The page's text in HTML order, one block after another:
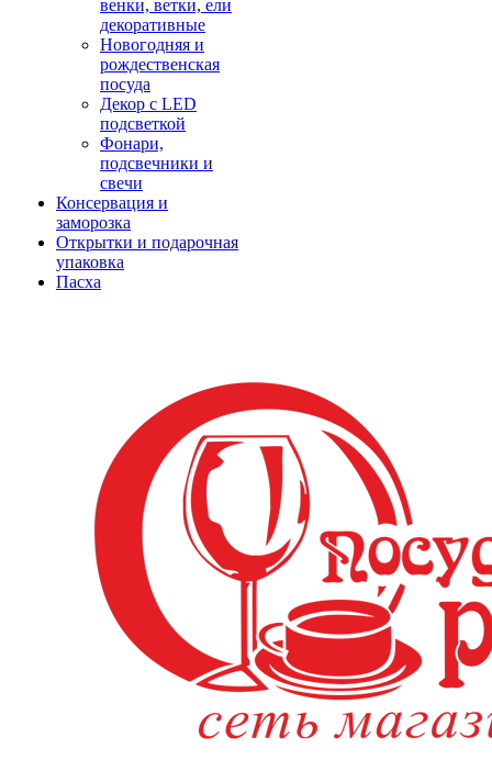
венки, ветки, ели
декоративные
Новогодняя и
рождественская
посуда
Декор с LED
подсветкой
Фонари,
подсвечники и
свечи
Консервация и
заморозка
Открытки и подарочная
упаковка
Пасха